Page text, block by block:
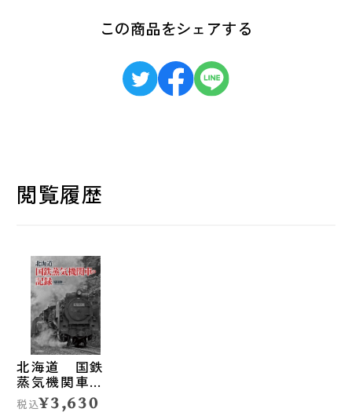
この商品をシェアする
閲覧履歴
北海道 国鉄
蒸気機関車の
記録
税込¥3,630